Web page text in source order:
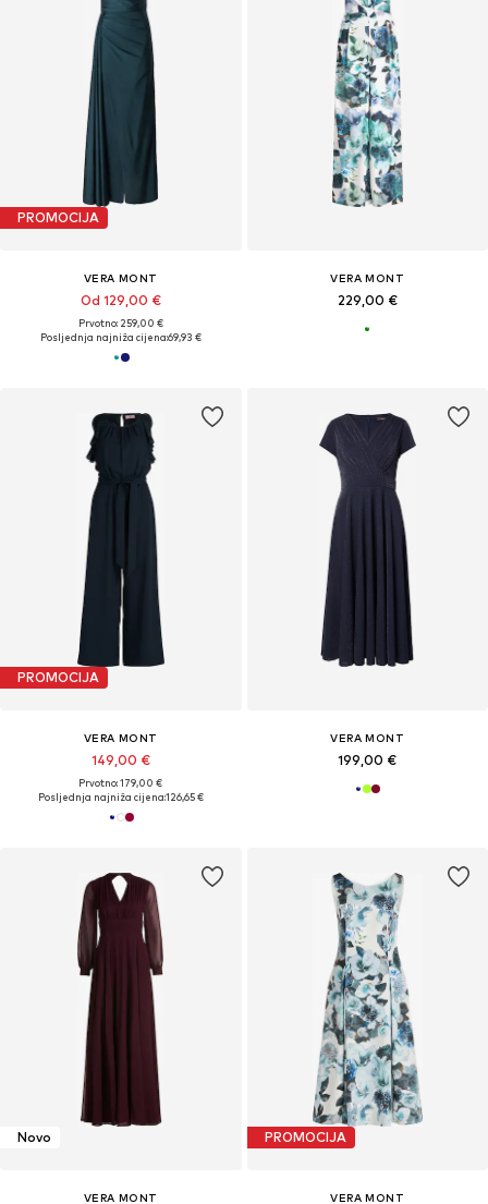
PROMOCIJA
VERA MONT
Od 129,00 €
Prvotno: 259,00 €
Posljednja najniža cijena:69,93 €
VERA MONT
229,00 €
PROMOCIJA
VERA MONT
149,00 €
Prvotno: 179,00 €
Posljednja najniža cijena:126,65 €
VERA MONT
199,00 €
Novo
VERA MONT
PROMOCIJA
VERA MONT